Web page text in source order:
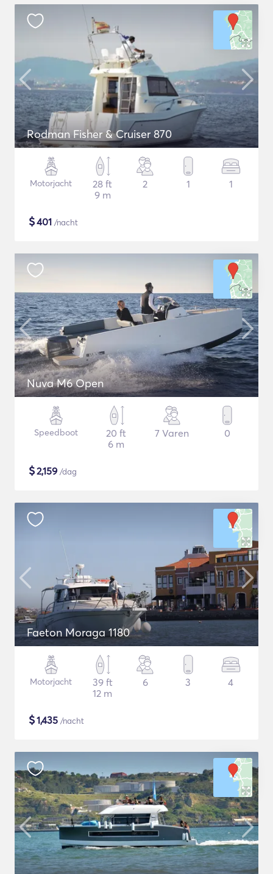
Rodman Fisher & Cruiser 870
Motorjacht
28 ft
9 m
2 1 1
$401 /nacht
Nuva M6 Open
Speedboot
20 ft
6 m
7 Varen 0
$2,159 /dag
Faeton Moraga 1180
Motorjacht
39 ft
12 m
6 3 4
$1,435 /nacht